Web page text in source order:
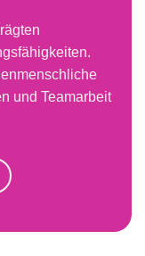
und Teamarbeit